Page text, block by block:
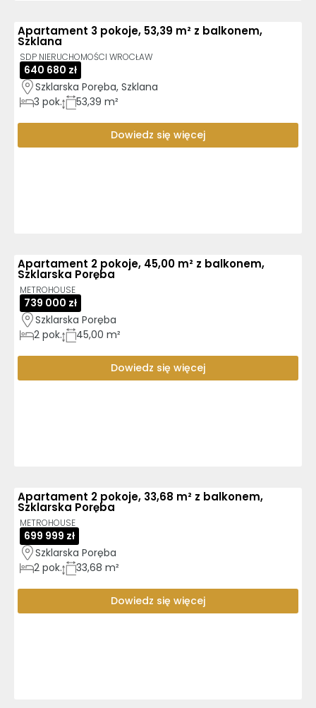
Apartament 3 pokoje, 53,39 m² z balkonem,
Szklana
SDP NIERUCHOMOŚCI WROCŁAW
640 680 zł
Szklarska Poręba, Szklana
3 pok. 53,39 m²
Dowiedz się więcej
Apartament 2 pokoje, 45,00 m² z balkonem,
Szklarska Poręba
METROHOUSE
739 000 zł
Szklarska Poręba
2 pok. 45,00 m²
Dowiedz się więcej
Apartament 2 pokoje, 33,68 m² z balkonem,
Szklarska Poręba
METROHOUSE
699 999 zł
Szklarska Poręba
2 pok. 33,68 m²
Dowiedz się więcej